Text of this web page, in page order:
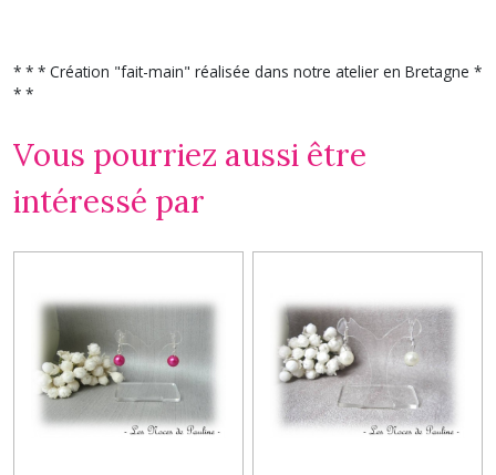
* * * Création "fait-main" réalisée dans notre atelier en Bretagne *
* *
Vous pourriez aussi être
intéressé par